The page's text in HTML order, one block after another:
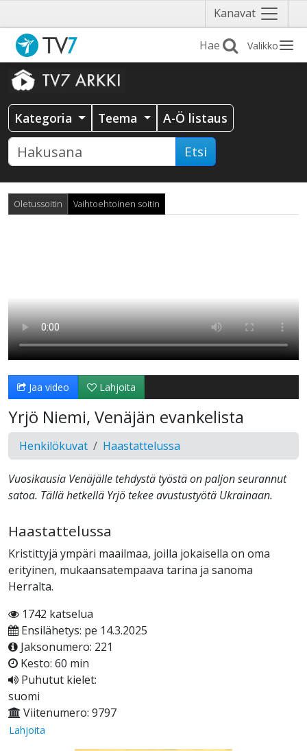
Kanavat Näytä
valikko
Valikko
Kategoria Teema A-Ö listaus
Etsi
Oletussoitin Vaihtoehtoinen soitin
Jaa video Lahjoita
Yrjö Niemi, Venäjän evankelista
Henkilökuvat Haastattelussa
Vuosikausia Venäjälle tehdystä työstä on paljon seurannut
satoa. Tällä hetkellä Yrjö tekee avustustyötä Ukrainaan.
Haastattelussa
Kristittyjä ympäri maailmaa, joilla jokaisella on oma
erityinen, mukaansatempaava tarina ja sanoma
Herralta.
1742 katselua
Ensilähetys: pe 14.3.2025
Jaksonumero: 221
Kesto: 60 min
Puhutut kielet:
suomi
Viitenumero: 9797
Lahjoita